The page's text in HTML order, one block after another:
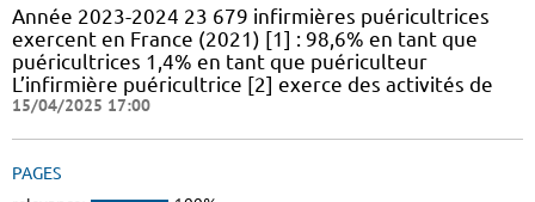
Année 2023-2024 23 679 infirmières puéricultrices
exercent en France (2021) [1] : 98,6% en tant que
puéricultrices 1,4% en tant que puériculteur
L’infirmière puéricultrice [2] exerce des activités de
15/04/2025 17:00
PAGES